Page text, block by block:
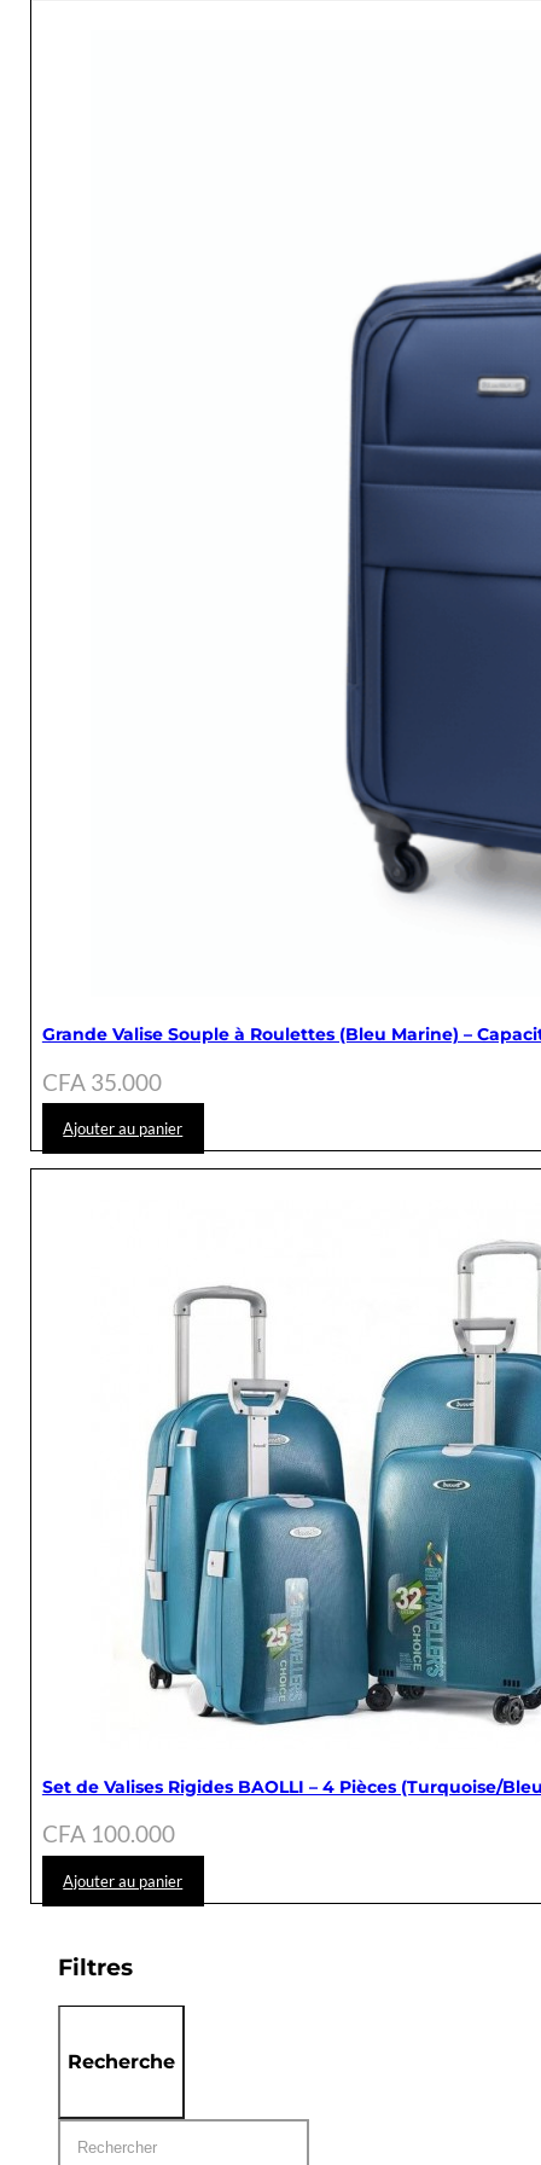
Grande Valise Souple à Roulettes (Bleu Marine) –
CFA 35.000
Ajouter au panier
Set de Valises Rigides BAOLLI – 4 Pièces (Turquoise/
CFA100.000
Ajouter au panier
Filtres
Recherche